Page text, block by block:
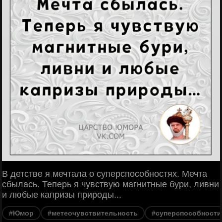
В детстве я мечтала о суперспособностях. Мечта
сбылась. Теперь я чувствую магнитные бури, ливни
и любые капризы природы...
#Юмор #метеочувствительность #суперспособности